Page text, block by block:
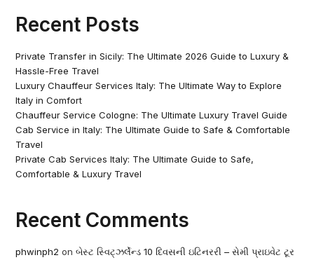
Recent Posts
Private Transfer in Sicily: The Ultimate 2026 Guide to Luxury &
Hassle-Free Travel
Luxury Chauffeur Services Italy: The Ultimate Way to Explore
Italy in Comfort
Chauffeur Service Cologne: The Ultimate Luxury Travel Guide
Cab Service in Italy: The Ultimate Guide to Safe & Comfortable
Travel
Private Cab Services Italy: The Ultimate Guide to Safe,
Comfortable & Luxury Travel
Recent Comments
phwinph2 onબેસ્ટ સ્વિટ્ઝર્લેન્ડ 10 દિવસની ઇટિનરરી – સેમી પ્રાઇવેટ ટૂર